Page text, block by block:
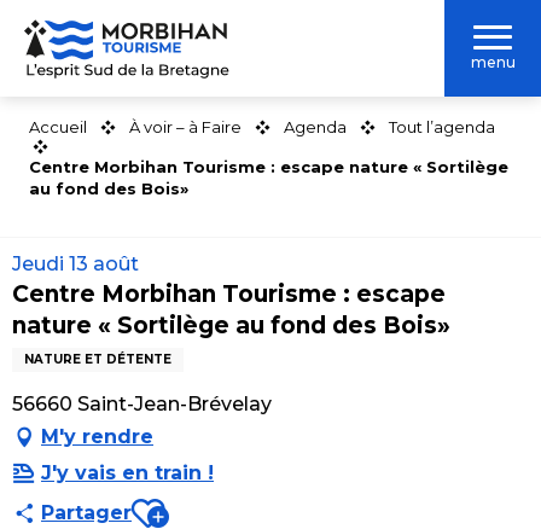
Aller
contenu
menu
Accueil À voir – à Faire Agenda Tout l’agenda
Centre Morbihan Tourisme : escape nature « Sortilège
au fond des Bois»
Jeudi 13 août
Centre Morbihan Tourisme : escape
nature « Sortilège au fond des Bois»
NATURE ET DÉTENTE
56660 Saint-Jean-Brévelay
M'y rendre
J'y vais en train !
PartagerAjouter aux favoris